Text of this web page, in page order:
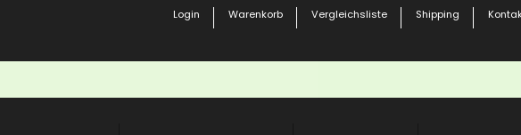
Login Warenkorb Vergleichsliste Shipping